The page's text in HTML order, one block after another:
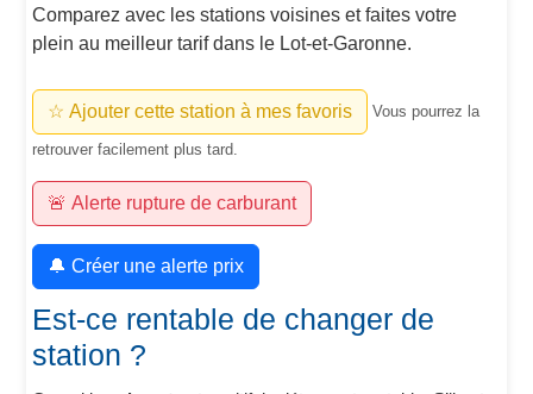
Comparez avec les stations voisines et faites votre
plein au meilleur tarif dans le Lot-et-Garonne.
☆ Ajouter cette station à mes favoris Vous pourrez la
retrouver facilement plus tard.
🚨 Alerte rupture de carburant
🔔 Créer une alerte prix
Est-ce rentable de changer de
station ?